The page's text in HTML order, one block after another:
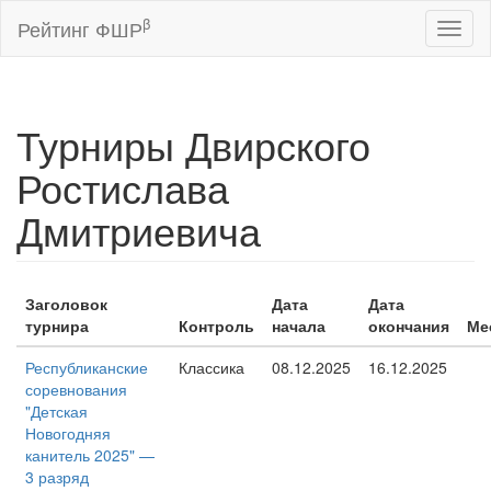
Рейтинг ФШРβ
Турниры Двирского
Ростислава
Дмитриевича
Заголовок
турнира
Контроль
Дата
начала
Дата
окончания
Республиканские
соревнования
"Детская
Новогодняя
канитель 2025" —
3 разряд
Классика 08.12.2025 16.12.2025